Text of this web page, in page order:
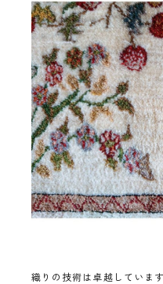
織りの技術は卓越していま